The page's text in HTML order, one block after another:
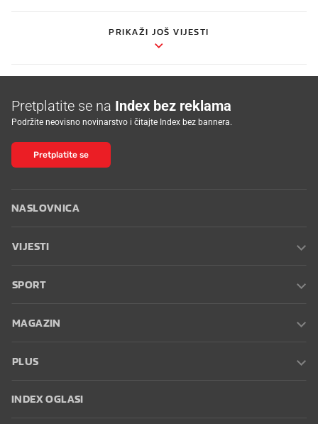
PRIKAŽI JOŠ VIJESTI
Pretplatite se na Index bez reklama
Podržite neovisno novinarstvo i čitajte Index bez bannera.
Pretplatite se
NASLOVNICA
VIJESTI
SPORT
MAGAZIN
PLUS
INDEX OGLASI